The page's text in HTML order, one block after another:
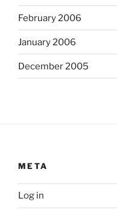
February 2006
January 2006
December 2005
META
Log in